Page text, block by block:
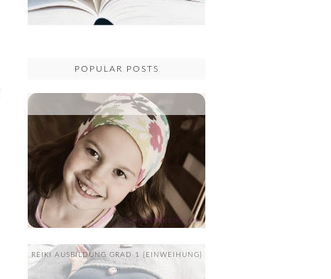
POPULAR POSTS
...
REIKI AUSBILDUNG GRAD 1 {EINWEIHUNG}
....